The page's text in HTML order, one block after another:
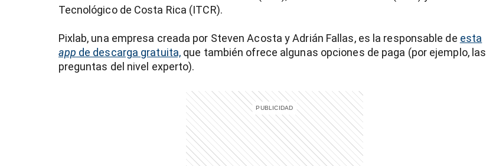
Tecnológico de Costa Rica (ITCR).
Pixlab, una empresa creada por Steven Acosta y Adrián Fallas, es la responsable de esta
app de descarga gratuita, que también ofrece algunas opciones de paga (por ejemplo, las
preguntas del nivel experto).